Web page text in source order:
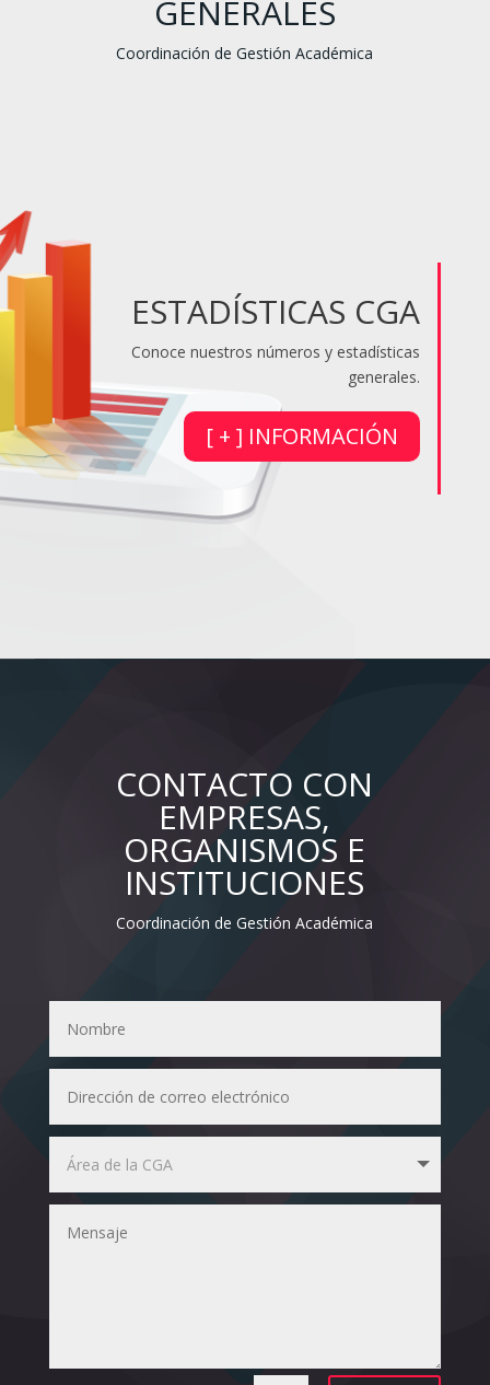
GENERALES
Coordinación de Gestión Académica
ESTADÍSTICAS CGA
Conoce nuestros números y estadísticas
generales.
[ + ] INFORMACIÓN
CONTACTO CON
EMPRESAS,
ORGANISMOS E
INSTITUCIONES
Coordinación de Gestión Académica